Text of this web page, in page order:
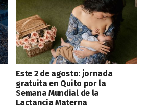
Este 2 de agosto: jornada
gratuita en Quito por la
Semana Mundial de la
Lactancia Materna